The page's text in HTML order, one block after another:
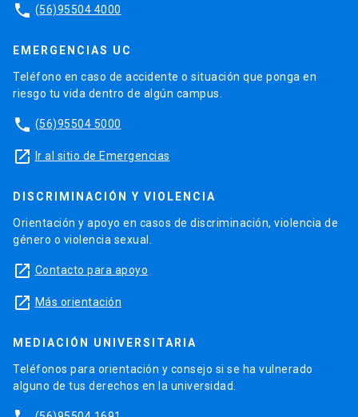
phone (56)95504 4000
EMERGENCIAS UC
Teléfono en caso de accidente o situación que ponga en
riesgo tu vida dentro de algún campus.
phone (56)95504 5000
launch Ir al sitio de Emergencias
DISCRIMINACIÓN Y VIOLENCIA
Orientación y apoyo en casos de discriminación, violencia de
género o violencia sexual.
launch Contacto para apoyo
launch Más orientación
MEDIACIÓN UNIVERSITARIA
Teléfonos para orientación y consejo si se ha vulnerado
alguno de tus derechos en la universidad.